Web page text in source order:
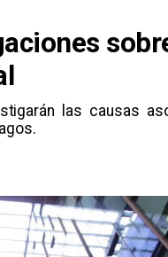
las causas